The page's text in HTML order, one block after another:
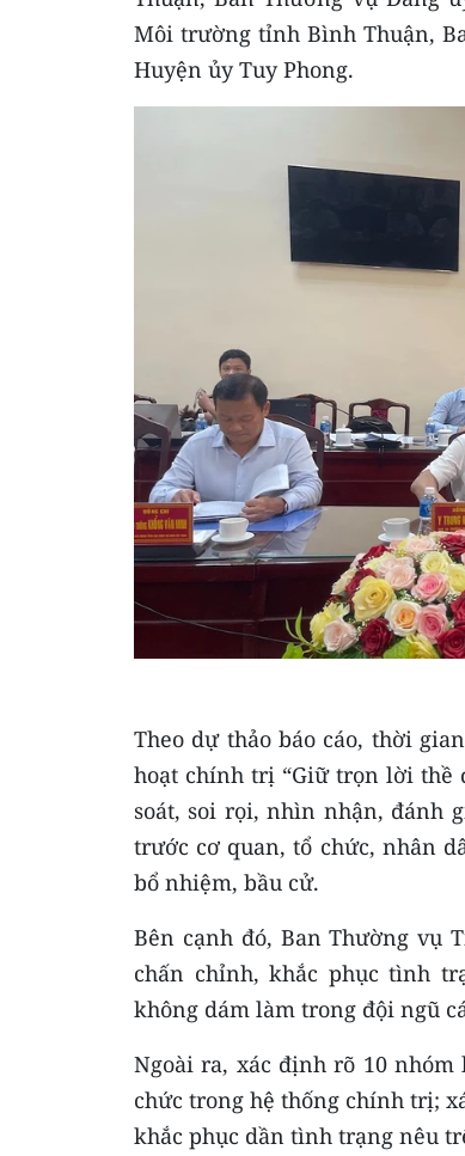
Môi trường tỉnh Bình Thuận,
Huyện ủy Tuy Phong.
Theo dự thảo báo cáo, thời
hoạt chính trị “Giữ trọn lời thề
soát, soi rọi, nhìn nhận, đánh
trước cơ quan, tổ chức, nhân
bổ nhiệm, bầu cử.
Bên cạnh đó, Ban Thường vụ
chấn chỉnh, khắc phục tình
không dám làm trong đội ngũ
Ngoài ra, xác định rõ 10
chức trong hệ thống chính trị;
khắc phục dần tình trạng nêu